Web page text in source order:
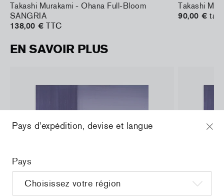
Takashi Murakami - Ohana Full-Bloom
SANGRIA
138,00 € TTC
Takashi
90,00 €
EN SAVOIR PLUS
Pays d'expédition, devise et langue
Pays